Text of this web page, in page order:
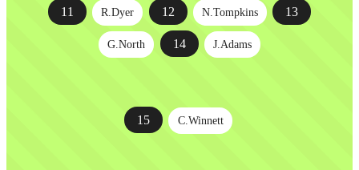
11 R.Dyer 12 N.Tompkins 13
G.North 14 J.Adams
15 C.Winnett